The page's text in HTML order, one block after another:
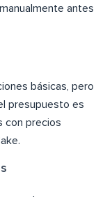
antes
básicas, pero
presupuesto es
con precios